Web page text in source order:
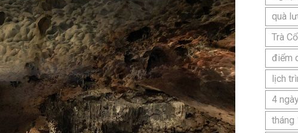
quà
Trà
điểm
lịch
4
tháng